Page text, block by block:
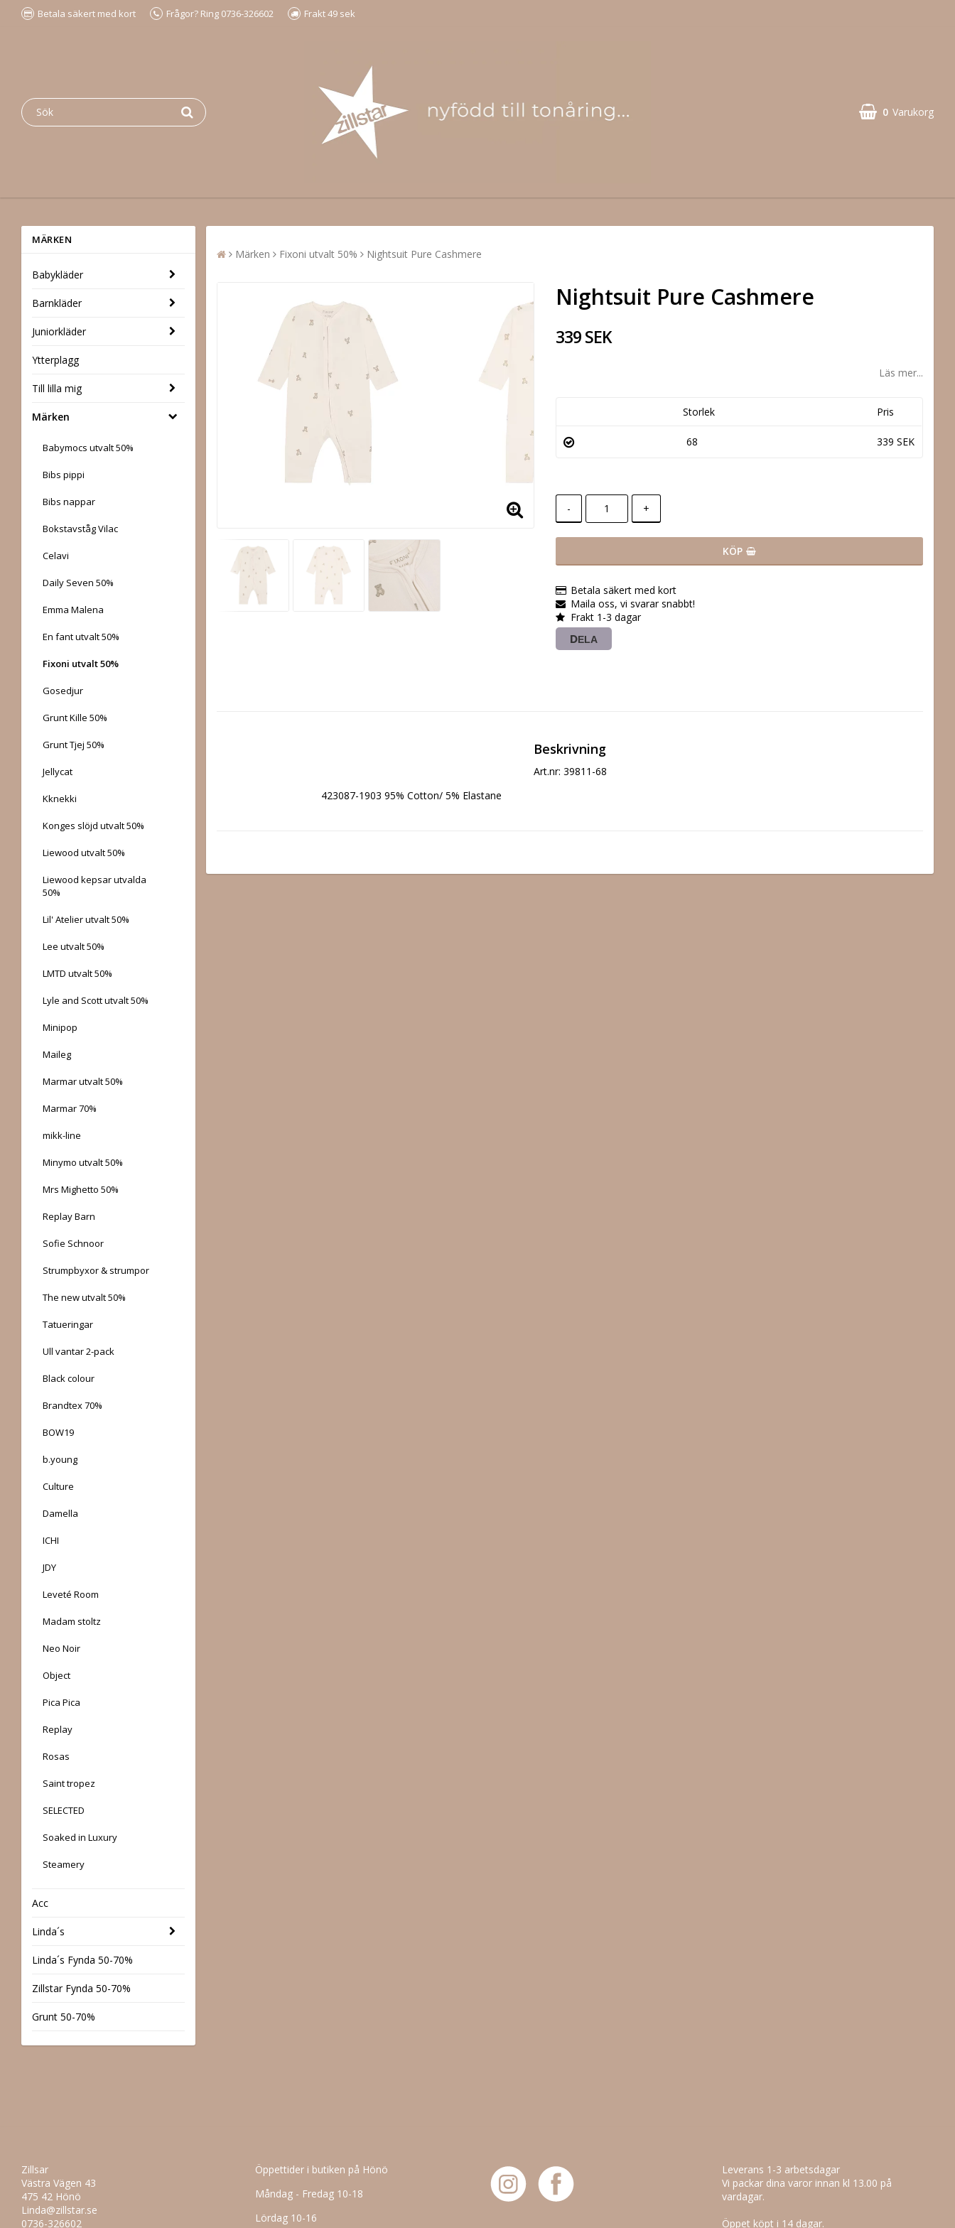
Betala säkert med kort Frågor? Ring 0736-326602 Frakt 49 sek
0 Varukorg
MÄRKEN
Babykläder
Barnkläder
Juniorkläder
Ytterplagg
Till lilla mig
Märken
Babymocs utvalt 50%
Bibs pippi
Bibs nappar
Bokstavståg Vilac
Celavi
Daily Seven 50%
Emma Malena
En fant utvalt 50%
Fixoni utvalt 50%
Gosedjur
Grunt Kille 50%
Grunt Tjej 50%
Jellycat
Kknekki
Konges slöjd utvalt 50%
Liewood utvalt 50%
Liewood kepsar utvalda
50%
Lil' Atelier utvalt 50%
Lee utvalt 50%
LMTD utvalt 50%
Lyle and Scott utvalt 50%
Minipop
Maileg
Marmar utvalt 50%
Marmar 70%
mikk-line
Minymo utvalt 50%
Mrs Mighetto 50%
Replay Barn
Sofie Schnoor
Strumpbyxor & strumpor
The new utvalt 50%
Tatueringar
Ull vantar 2-pack
Black colour
Brandtex 70%
BOW19
b.young
Culture
Damella
ICHI
JDY
Leveté Room
Madam stoltz
Neo Noir
Object
Pica Pica
Replay
Rosas
Saint tropez
SELECTED
Soaked in Luxury
Steamery
Acc
Linda´s
Linda´s Fynda 50-70%
Zillstar Fynda 50-70%
Grunt 50-70%
Märken Fixoni utvalt 50% Nightsuit Pure Cashmere
Nightsuit Pure Cashmere
339 SEK
Läs mer...
Storlek Pris
68 339 SEK
- +
KÖP
Betala säkert med kort
Maila oss, vi svarar snabbt!
Frakt 1-3 dagar
DELA
Beskrivning
Art.nr: 39811-68
423087-1903 95% Cotton/ 5% Elastane
Zillsar
Västra Vägen 43
475 42 Hönö
Linda@zillstar.se
0736-326602
Öppettider i butiken på Hönö
Måndag - Fredag 10-18
Lördag 10-16
Leverans 1-3 arbetsdagar
Vi packar dina varor innan kl 13.00 på
vardagar.
Öppet köpt i 14 dagar.